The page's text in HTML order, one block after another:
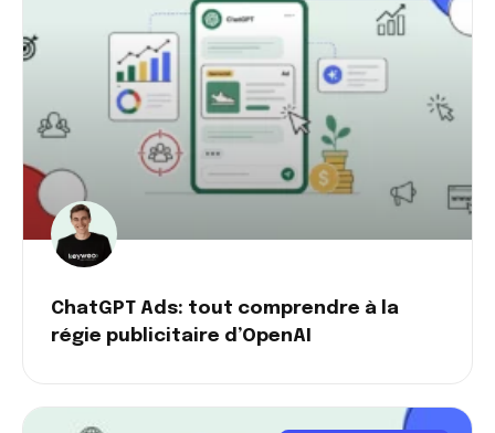
ChatGPT Ads: tout comprendre à la
régie publicitaire d’OpenAI